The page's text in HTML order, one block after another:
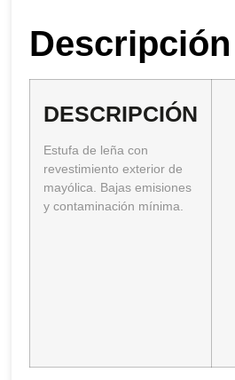
Descripción
DESCRIPCIÓN
Estufa de leña con
revestimiento exterior de
mayólica. Bajas emisiones
y contaminación mínima.